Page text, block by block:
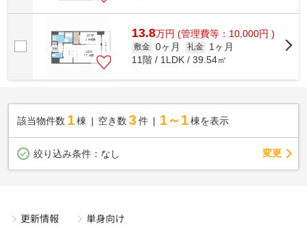
13.8万円 (管理費等：10,000円 )
敷金 0ヶ月 礼金
1ヶ月
11階 / 1LDK / 39.54㎡
該当物件数 1棟 空き数 3 件 1～1 棟を表示
絞り込み条件： なし 変更
更新情報
単身向け